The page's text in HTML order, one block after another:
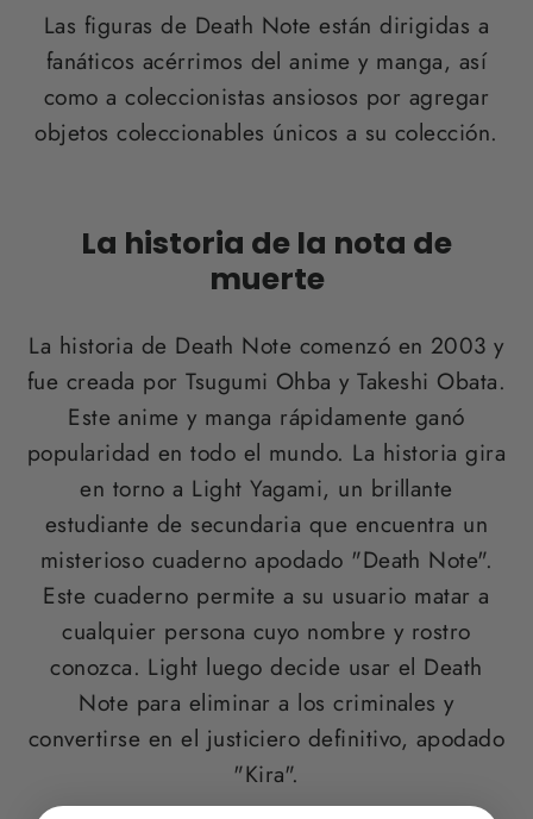
Las figuras de Death Note están dirigidas a
fanáticos acérrimos del anime y manga, así
como a coleccionistas ansiosos por agregar
objetos coleccionables únicos a su colección.
La historia de la nota de
muerte
La historia de Death Note comenzó en 2003 y
fue creada por Tsugumi Ohba y Takeshi Obata.
Este anime y manga rápidamente ganó
popularidad en todo el mundo. La historia gira
en torno a Light Yagami, un brillante
estudiante de secundaria que encuentra un
misterioso cuaderno apodado "Death Note".
Este cuaderno permite a su usuario matar a
cualquier persona cuyo nombre y rostro
conozca. Light luego decide usar el Death
Note para eliminar a los criminales y
convertirse en el justiciero definitivo, apodado
"Kira".